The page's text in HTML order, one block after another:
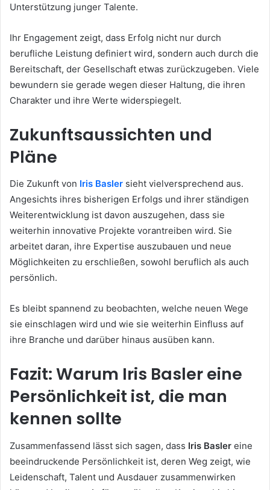
Unterstützung junger Talente.
Ihr Engagement zeigt, dass Erfolg nicht nur durch
berufliche Leistung definiert wird, sondern auch durch die
Bereitschaft, der Gesellschaft etwas zurückzugeben. Viele
bewundern sie gerade wegen dieser Haltung, die ihren
Charakter und ihre Werte widerspiegelt.
Zukunftsaussichten und
Pläne
Die Zukunft von Iris Basler sieht vielversprechend aus.
Angesichts ihres bisherigen Erfolgs und ihrer ständigen
Weiterentwicklung ist davon auszugehen, dass sie
weiterhin innovative Projekte vorantreiben wird. Sie
arbeitet daran, ihre Expertise auszubauen und neue
Möglichkeiten zu erschließen, sowohl beruflich als auch
persönlich.
Es bleibt spannend zu beobachten, welche neuen Wege
sie einschlagen wird und wie sie weiterhin Einfluss auf
ihre Branche und darüber hinaus ausüben kann.
Fazit: Warum Iris Basler eine
Persönlichkeit ist, die man
kennen sollte
Zusammenfassend lässt sich sagen, dass Iris Basler eine
beeindruckende Persönlichkeit ist, deren Weg zeigt, wie
Leidenschaft, Talent und Ausdauer zusammenwirken